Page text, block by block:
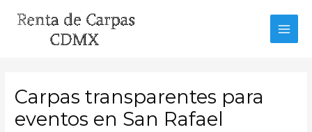
Carpas transparentes para
eventos en San Rafael